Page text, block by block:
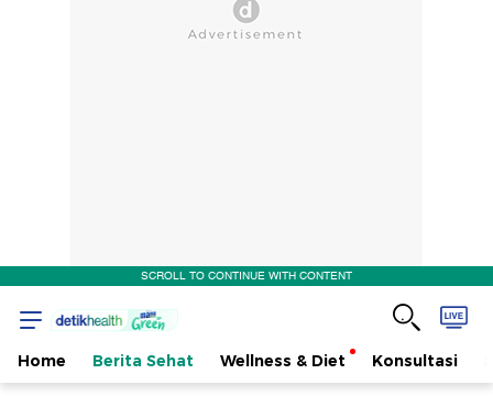
SCROLL TO CONTINUE WITH CONTENT
Home Berita Sehat Wellness & Diet Konsultasi